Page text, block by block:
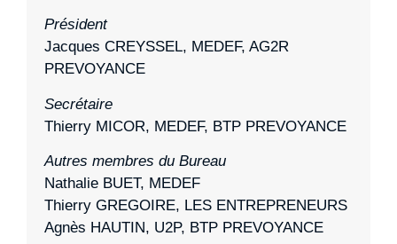
Président
Jacques CREYSSEL, MEDEF, AG2R
PREVOYANCE
Secrétaire
Thierry MICOR, MEDEF, BTP PREVOYANCE
Autres membres du Bureau
Nathalie BUET, MEDEF
Thierry GREGOIRE, LES ENTREPRENEURS
Agnès HAUTIN, U2P, BTP PREVOYANCE